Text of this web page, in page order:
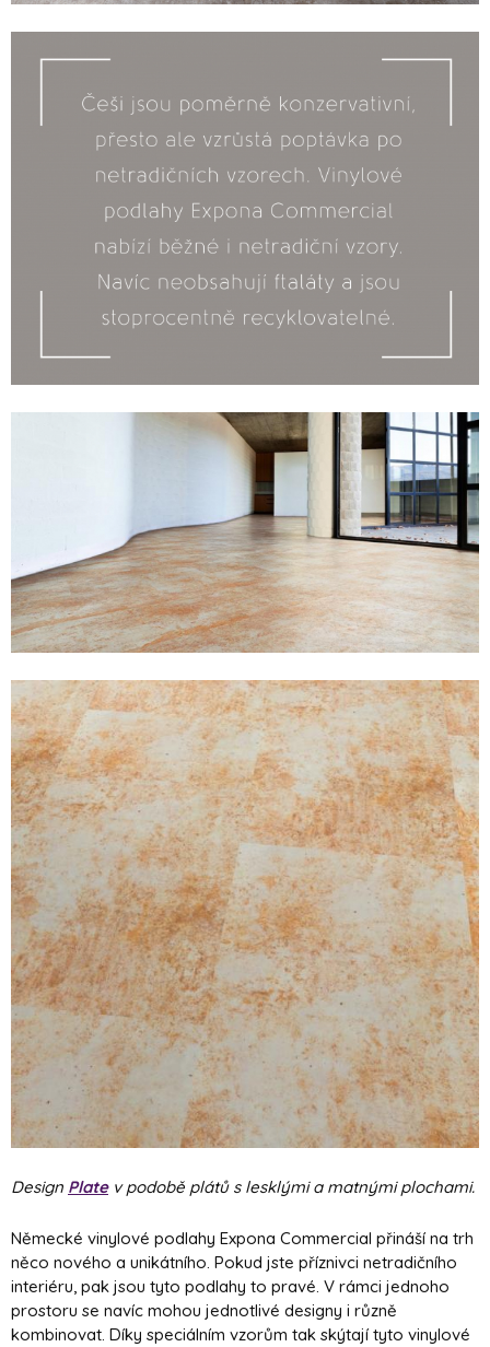
Design Platev podobě plátů s lesklými a matnými plochami.
Německé vinylové podlahy Expona Commercial přináší na trh
něco nového a unikátního. Pokud jste příznivci netradičního
interiéru, pak jsou tyto podlahy to pravé. V rámci jednoho
prostoru se navíc mohou jednotlivé designy i různě
kombinovat. Díky speciálním vzorům tak skýtají tyto vinylové